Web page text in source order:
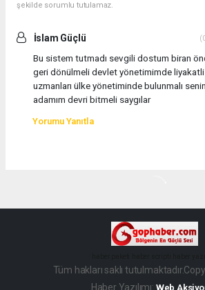
şekilde sorumlu tutulamaz.
İslam Güçlü
Bu sistem tutmadı sevgili dostum biran
geri dönülmeli devlet yönetimimde liyakatli
uzmanları ülke yönetiminde bulunmalı
adamım devri bitmeli saygılar
Yorumu Yanıtla
Tüm hakları saklı
Haber Yazılımı: Web